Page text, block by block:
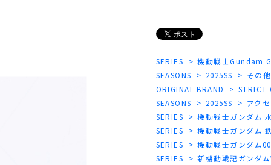
SERIES
機動戦士Gundam
SEASONS
2025SS
その他
ORIGINAL BRAND
SEASONS
2025SS
アク
SERIES
機動戦士ガンダム
SERIES
機動戦士ガンダム
SERIES
機動戦士ガンダム00
SERIES
新機動戦記ガンダ